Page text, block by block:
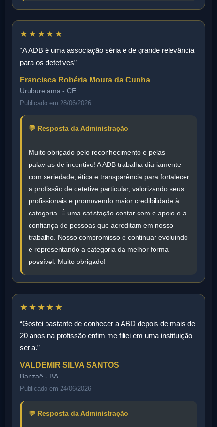
★★★★★
“A ADB é uma associação séria e de grande relevância
para os detetives”
Francisca Robéria Moura da Cunha
Uruburetama - CE
Publicado em 28/06/2026
💬 Resposta da Administração
Muito obrigado pelo reconhecimento e pelas
palavras de incentivo! A ADB trabalha diariamente
com seriedade, ética e transparência para fortalecer
a profissão de detetive particular, valorizando seus
profissionais e promovendo maior credibilidade à
categoria. É uma satisfação contar com o apoio e a
confiança de pessoas que acreditam em nosso
trabalho. Nosso compromisso é continuar evoluindo
e representando a categoria da melhor forma
possível. Muito obrigado!
★★★★★
“Gostei bastante de conhecer a ABD depois de mais de
20 anos na profissão enfim me filiei em uma instituição
seria.”
VALDEMIR SILVA SANTOS
Banzaê - BA
Publicado em 24/06/2026
💬 Resposta da Administração